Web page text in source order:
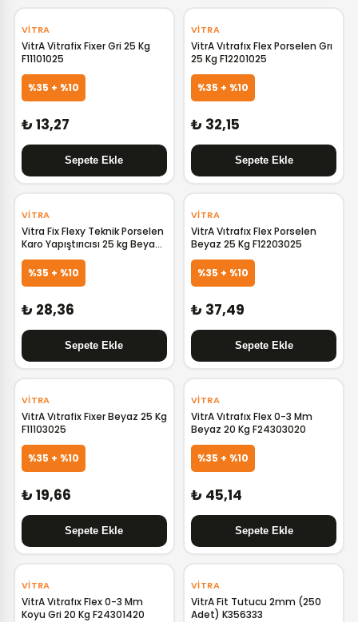
VITRA
VitrA Vitrafix Fixer Gri 25 Kg
F11101025
%35 + %10
₺ 13,27
VITRA
VitrA Vıtrafıx Flex Porselen Grı
25 Kg F12201025
%35 + %10
₺ 32,15
VITRA
Vitra Fix Flexy Teknik Porselen
Karo Yapıştırıcısı 25 kg Beyaz
F17403025
%35 + %10
₺ 28,36
VITRA
VitrA Vıtrafıx Flex Porselen
Beyaz 25 Kg F12203025
%35 + %10
₺ 37,49
VITRA
VitrA Vıtrafix Fixer Beyaz 25 Kg
F11103025
%35 + %10
₺ 19,66
VITRA
VitrA Vıtrafıx Flex 0-3 Mm
Beyaz 20 Kg F24303020
%35 + %10
₺ 45,14
VITRA
VitrA Vıtrafıx Flex 0-3 Mm
Koyu Gri 20 Kg F24301420
VITRA
VitrA Fit Tutucu 2mm (250
Adet) K356333